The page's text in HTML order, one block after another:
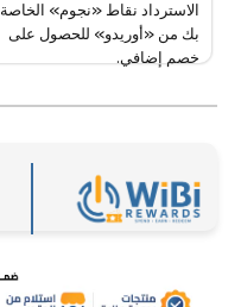
الاسترداد نقاط «نجوم» الخاصة
بك من «أوريدو» للحصول على
خصم إضافي.